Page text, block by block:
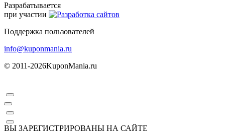
Разрабатывается
при участии
Поддержка пользователей
info@kuponmania.ru
© 2011-2026KuponMania.ru
ВЫ ЗАРЕГИСТРИРОВАНЫ НА САЙТЕ